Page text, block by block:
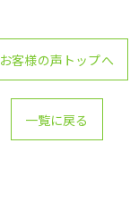
お客様の声トップへ
一覧に戻る